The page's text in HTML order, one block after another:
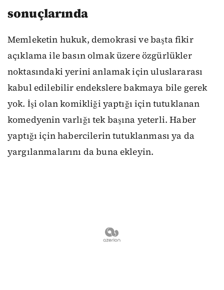
sonuçlarında
Memleketin hukuk, demokrasi ve başta fikir
açıklama ile basın olmak üzere özgürlükler
noktasındaki yerini anlamak için uluslararası
kabul edilebilir endekslere bakmaya bile gerek
yok. İşi olan komikliği yaptığı için tutuklanan
komedyenin varlığı tek başına yeterli. Haber
yaptığı için habercilerin tutuklanması ya da
yargılanmalarını da buna ekleyin.